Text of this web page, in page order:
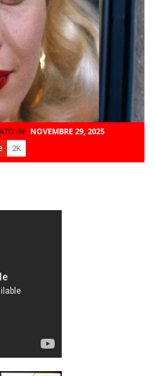
IN: NOVEMBRE 29, 2025